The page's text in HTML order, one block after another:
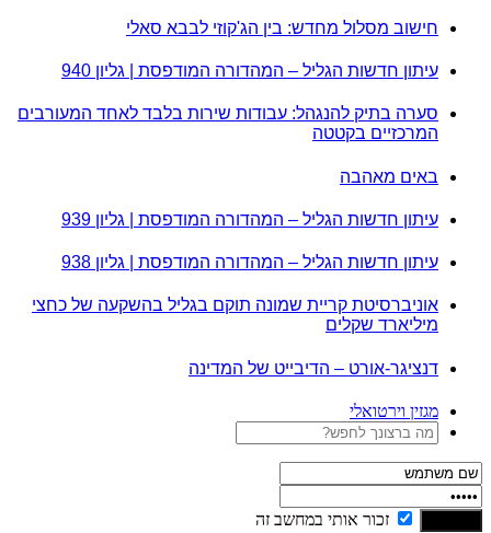
חישוב מסלול מחדש: בין הג'קוזי לבבא סאלי
עיתון חדשות הגליל – המהדורה המודפסת | גליון 940
סערה בתיק להנגהל: עבודות שירות בלבד לאחד המעורבים
המרכזיים בקטטה
באים מאהבה
עיתון חדשות הגליל – המהדורה המודפסת | גליון 939
עיתון חדשות הגליל – המהדורה המודפסת | גליון 938
אוניברסיטת קריית שמונה תוקם בגליל בהשקעה של כחצי
מיליארד שקלים
דנציגר-אורט – הדיבייט של המדינה
מגזין וירטואלי
זכור אותי במחשב זה